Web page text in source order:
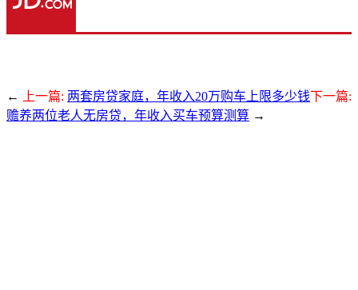
← 上一篇: 两套房贷家庭，年收入20万购车上限多少钱下一篇:
赡养两位老人无房贷，年收入买车预算测算 →